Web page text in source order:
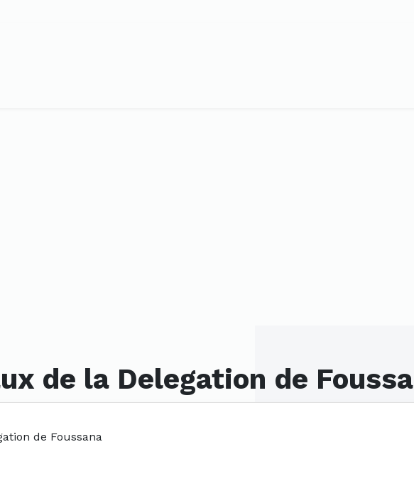
de la Delegation de
de Foussana